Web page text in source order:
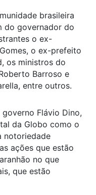
brasileira
do governador do
o ex-
o ex-prefeito
os ministros do
Barroso e
entre outros.
Flávio Dino,
da Globo como o
notoriedade
ações que estão
no que
que estão